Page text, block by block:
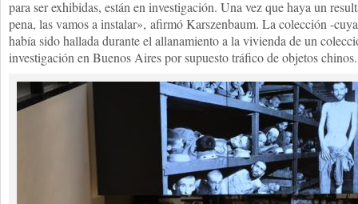
para ser exhibidas, están en investigación. Una vez que haya un
pena, las vamos a instalar», afirmó Karszenbaum. La colección -
había sido hallada durante el allanamiento a la vivienda de un
investigación en Buenos Aires por supuesto tráfico de objetos chinos.